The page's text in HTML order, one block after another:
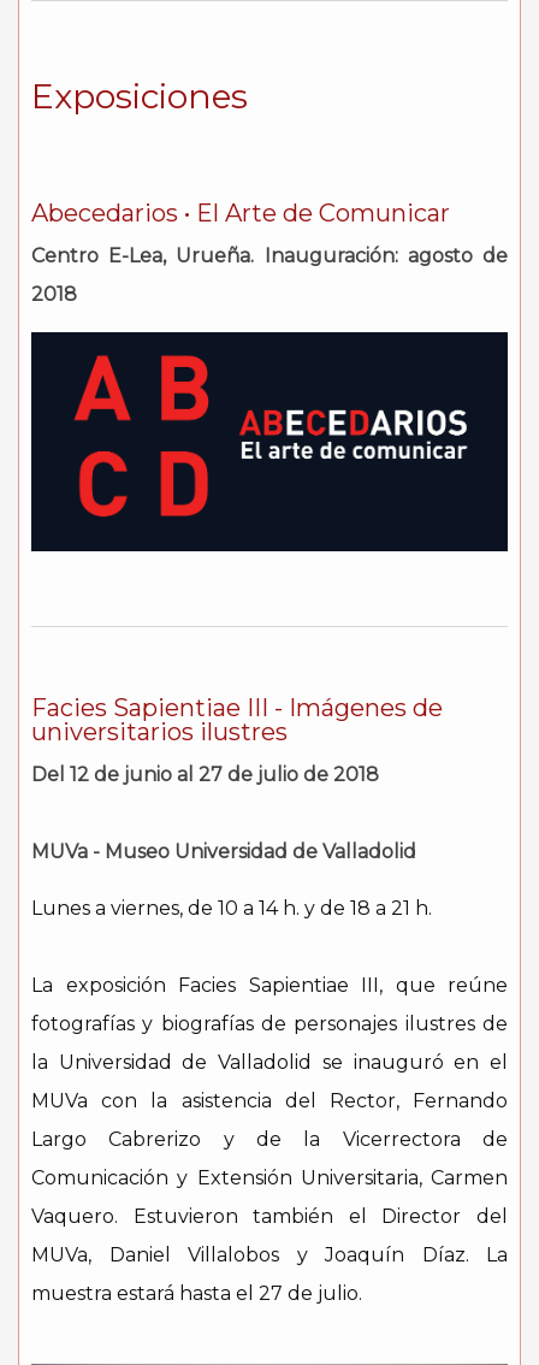
Exposiciones
Abecedarios • El Arte de Comunicar
Centro E-Lea, Urueña. Inauguración: agosto de
2018
Facies Sapientiae III - Imágenes de
universitarios ilustres
Del 12 de junio al 27 de julio de 2018
MUVa - Museo Universidad de Valladolid
Lunes a viernes, de 10 a 14 h. y de 18 a 21 h.
La exposición Facies Sapientiae III, que reúne
fotografías y biografías de personajes ilustres de
la Universidad de Valladolid se inauguró en el
MUVa con la asistencia del Rector, Fernando
Largo Cabrerizo y de la Vicerrectora de
Comunicación y Extensión Universitaria, Carmen
Vaquero. Estuvieron también el Director del
MUVa, Daniel Villalobos y Joaquín Díaz. La
muestra estará hasta el 27 de julio.